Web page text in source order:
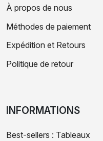
À propos de nous
Méthodes de paiement
Expédition et Retours
Politique de retour
INFORMATIONS
Best-sellers : Tableaux